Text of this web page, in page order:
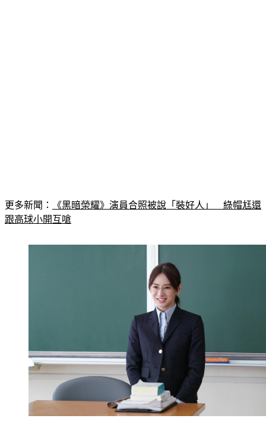
更多新聞：
《黑暗榮耀》演員合照被說「裝好人」　綠帽尪還
跟高球小開互嗆